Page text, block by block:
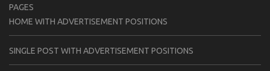
PAGES
HOME WITH ADVERTISEMENT POSITIONS
SINGLE POST WITH ADVERTISEMENT POSITIONS